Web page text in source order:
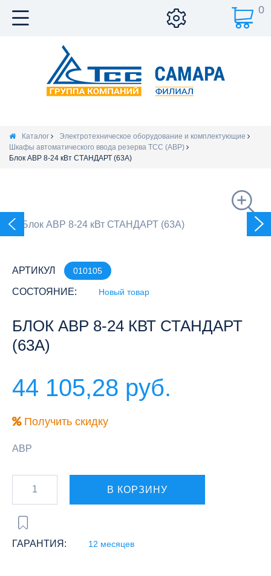
0
Каталог
Электротехническое оборудование и комплектующие
Шкафы автоматического ввода резерва ТСС (АВР)
Блок АВР 8-24 кВт СТАНДАРТ (63А)
АРТИКУЛ 010105
СОСТОЯНИЕ: Новый товар
БЛОК АВР 8-24 КВТ СТАНДАРТ
(63А)
44 105,28 руб.
Получить скидку
АВР
В КОРЗИНУ
ГАРАНТИЯ: 12 месяцев